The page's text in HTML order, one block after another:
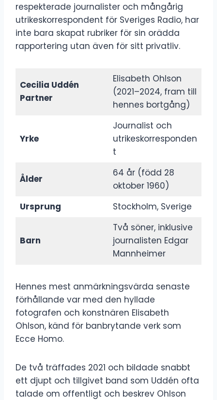
respekterade journalister och mångårig
utrikeskorrespondent för Sveriges Radio, har
inte bara skapat rubriker för sin orädda
rapportering utan även för sitt privatliv.
Cecilia Uddén
Partner
Elisabeth Ohlson
(2021–2024, fram till
hennes bortgång)
Yrke
Journalist och
utrikeskorresponden
t
Ålder
64 år (född 28
oktober 1960)
Ursprung
Stockholm, Sverige
Barn
Två söner, inklusive
journalisten Edgar
Mannheimer
Hennes mest anmärkningsvärda senaste
förhållande var med den hyllade
fotografen och konstnären Elisabeth
Ohlson, känd för banbrytande verk som
Ecce Homo.
De två träffades 2021 och bildade snabbt
ett djupt och tillgivet band som Uddén ofta
talade om offentligt och beskrev Ohlson